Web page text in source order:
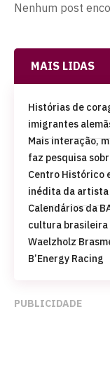
Nenhum post
MAIS LIDAS
Histórias de
imigrantes
Mais interação,
faz pesquisa
Centro Histórico
inédita da artista
Calendários da
cultura brasileira
Waelzholz
B’Energy Racing
PUBLICIDADE